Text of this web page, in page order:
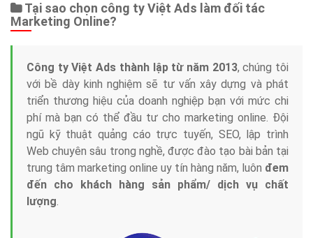
Tại sao chọn công ty Việt Ads làm đối tác
Marketing Online?
Công ty Việt Ads thành lập từ năm 2013, chúng tôi
với bề dày kinh nghiệm sẽ tư vấn xây dựng và phát
triển thương hiệu của doanh nghiệp bạn với mức chi
phí mà bạn có thể đầu tư cho marketing online. Đội
ngũ kỹ thuật quảng cáo trực tuyến, SEO, lập trình
Web chuyên sâu trong nghề, được đào tạo bài bản tại
trung tâm marketing online uy tín hàng năm, luôn đem
đến cho khách hàng sản phẩm/ dịch vụ chất
lượng.